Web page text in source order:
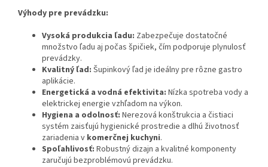
Výhody pre prevádzku:
Vysoká produkcia ľadu: Zabezpečuje dostatočné
množstvo ľadu aj počas špičiek, čím podporuje plynulosť
prevádzky.
Kvalitný ľad: Šupinkový ľad je ideálny pre rôzne gastro
aplikácie.
Energetická a vodná efektivita: Nízka spotreba vody a
elektrickej energie vzhľadom na výkon.
Hygiena a odolnosť: Nerezová konštrukcia a čistiaci
systém zaisťujú hygienické prostredie a dlhú životnosť
zariadenia v komerčnej kuchyni.
Spoľahlivosť: Robustný dizajn a kvalitné komponenty
zaručujú bezproblémovú prevádzku.